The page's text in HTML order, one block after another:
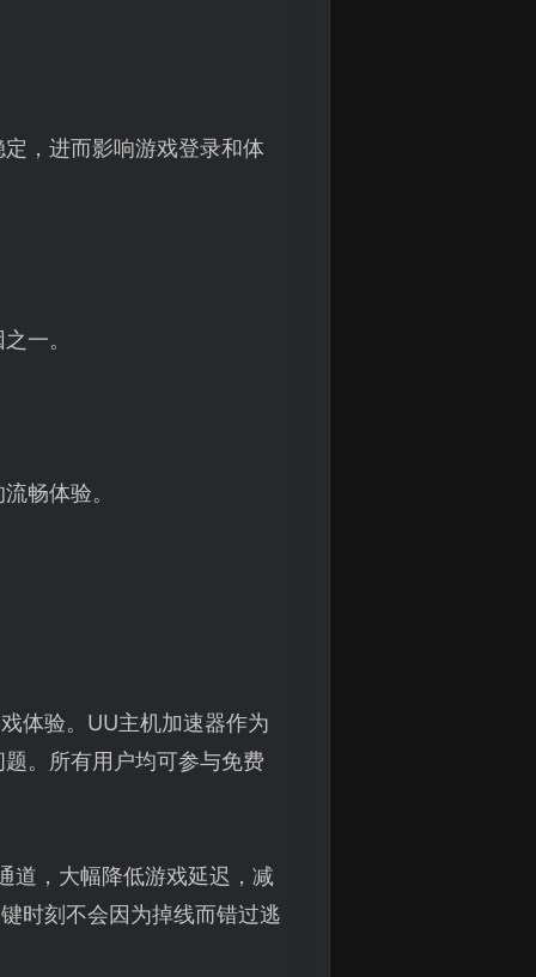
，进而影响游戏登录和体
一。
畅体验。
体验。UU主机加速器作为
。所有用户均可参与免费
道，大幅降低游戏延迟，减
时刻不会因为掉线而错过逃